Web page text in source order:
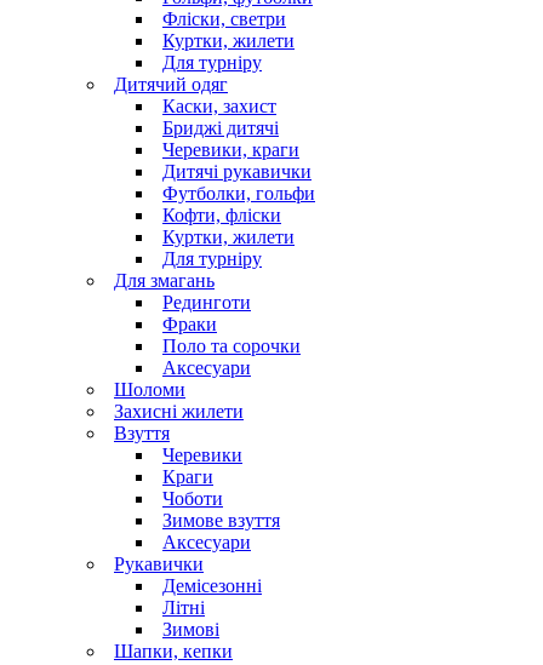
Фліски, светри
Куртки, жилети
Для турніру
Дитячий одяг
Каски, захист
Бриджі дитячі
Черевики, краги
Дитячі рукавички
Футболки, гольфи
Кофти, фліски
Куртки, жилети
Для турніру
Для змагань
Рединготи
Фраки
Поло та сорочки
Аксесуари
Шоломи
Захисні жилети
Взуття
Черевики
Краги
Чоботи
Зимове взуття
Аксесуари
Рукавички
Демісезонні
Літні
Зимові
Шапки, кепки